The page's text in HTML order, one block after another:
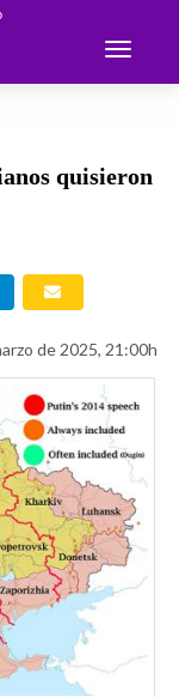
Toggle
quisieron
de 2025, 21:00h